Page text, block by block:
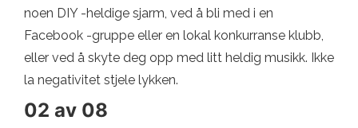
noen DIY -heldige sjarm, ved å bli med i en
Facebook -gruppe eller en lokal konkurranse klubb,
eller ved å skyte deg opp med litt heldig musikk. Ikke
la negativitet stjele lykken.
02 av 08